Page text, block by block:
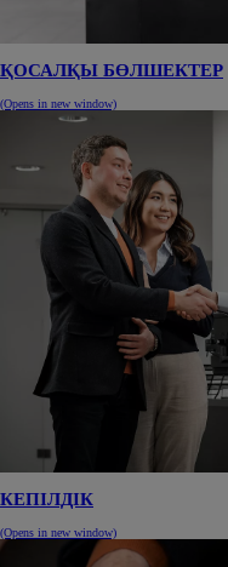
ҚОСАЛҚЫ БӨЛШЕКТЕР
(Opens in new window)
КЕПІЛДІК
(Opens in new window)